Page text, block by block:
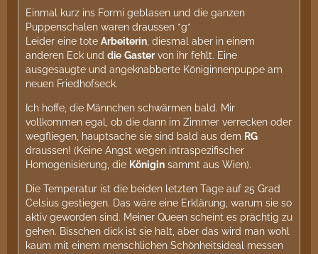
Einmal kurz ins Formi geblasen und die ganzen
Puppenschalen waren draussen *g*
Leider eine tote Arbeiterin, diesmal aber in einem
anderen Eck und die Gastervon ihr fehlt. Eine
ausgesaugte und angeknabberte Königinnenpuppe am
neuen Friedhofseck.
Ich hoffe, die Männchen schwärmen bald. Mir
vollkommen egal, ob die dann im Zimmer verrecken oder
wegfliegen, hauptsache sie sind bald aus dem RG
draussen! (Keine Angst wegen intraspezifischer
Homogenisierung, die Königin sammt aus Wien).
Die Temperatur ist die beiden letzten Tage auf 25 Grad
Celsius gestiegen. Das wäre eine Erklärung, warum sie so
aktiv geworden sind. Meiner Queen scheint es prächtig zu
gehen. Bisschen dick ist sie halt, aber das wird man wohl
kaum mit einem menschlichen Schönheitsideal messen